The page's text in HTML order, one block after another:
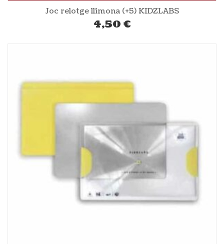
Joc relotge llimona (+5) KIDZLABS
4,50 €